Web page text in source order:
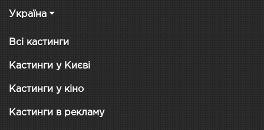
Україна
Всі кастинги
Кастинги у Києві
Кастинги у кіно
Кастинги в рекламу